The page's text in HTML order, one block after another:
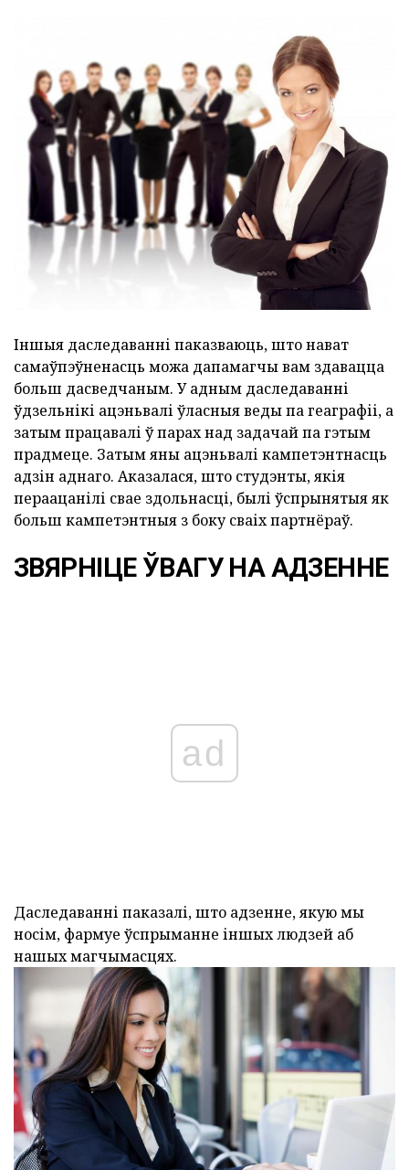
Іншыя даследаванні паказваюць, што нават
самаўпэўненасць можа дапамагчы вам здавацца
больш дасведчаным. У адным даследаванні
ўдзельнікі ацэньвалі ўласныя веды па геаграфіі, а
затым працавалі ў парах над задачай па гэтым
прадмеце. Затым яны ацэньвалі кампетэнтнасць
адзін аднаго. Аказалася, што студэнты, якія
пераацанілі свае здольнасці, былі ўспрынятыя як
больш кампетэнтныя з боку сваіх партнёраў.
ЗВЯРНІЦЕ ЎВАГУ НА АДЗЕННЕ
ad
Даследаванні паказалі, што адзенне, якую мы
носім, фармуе ўспрыманне іншых людзей аб
нашых магчымасцях.